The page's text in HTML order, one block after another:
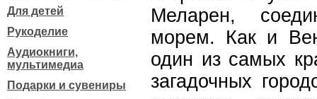
Для детей
Рукоделие
Аудиокниги,
мультимедиа
Подарки и сувениры
Меларен,
морем. Как и
один из самых
загадочных